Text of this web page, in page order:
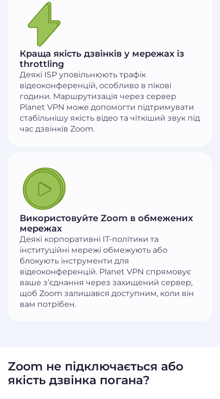
Краща якість дзвінків у мережах із
throttling
Деякі ISP уповільнюють трафік
відеоконференцій, особливо в пікові
години. Маршрутизація через сервер
Planet VPN може допомогти підтримувати
стабільнішу якість відео та чіткіший звук під
час дзвінків Zoom.
Використовуйте Zoom в обмежених
мережах
Деякі корпоративні IT-політики та
інституційні мережі обмежують або
блокують інструменти для
відеоконференцій. Planet VPN спрямовує
ваше з’єднання через захищений сервер,
щоб Zoom залишався доступним, коли він
вам потрібен.
Zoom не підключається або
якість дзвінка погана?